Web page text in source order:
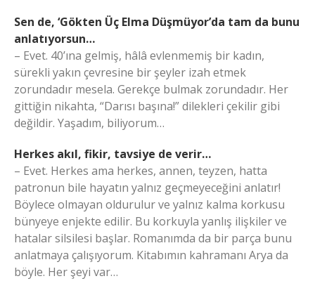
Sen de, ‘Gökten Üç Elma Düşmüyor’da tam da bunu
anlatıyorsun…
– Evet. 40’ına gelmiş, hâlâ evlenmemiş bir kadın,
sürekli yakın çevresine bir şeyler izah etmek
zorundadır mesela. Gerekçe bulmak zorundadır. Her
gittiğin nikahta, “Darısı başına!” dilekleri çekilir gibi
değildir. Yaşadım, biliyorum…
Herkes akıl, fikir, tavsiye de verir…
– Evet. Herkes ama herkes, annen, teyzen, hatta
patronun bile hayatın yalnız geçmeyeceğini anlatır!
Böylece olmayan oldurulur ve yalnız kalma korkusu
bünyeye enjekte edilir. Bu korkuyla yanlış ilişkiler ve
hatalar silsilesi başlar. Romanımda da bir parça bunu
anlatmaya çalışıyorum. Kitabımın kahramanı Arya da
böyle. Her şeyi var…